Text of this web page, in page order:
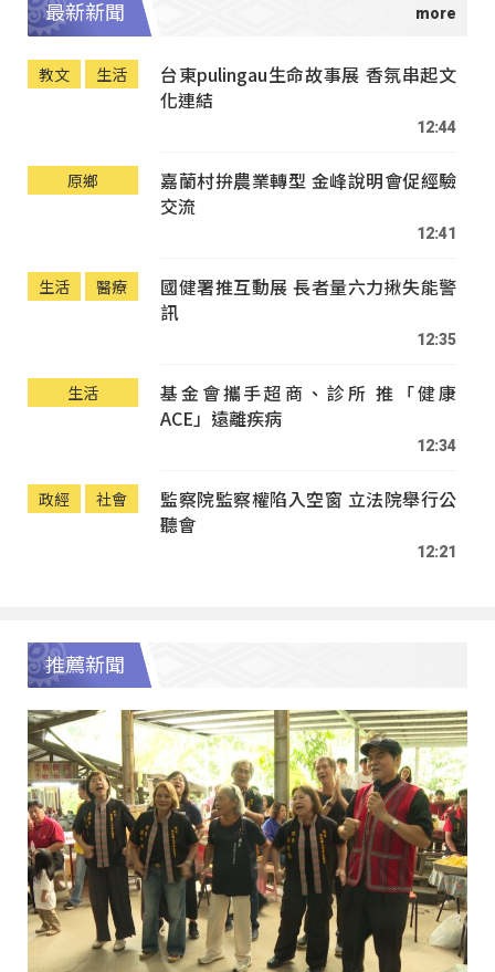
最新新聞
教文 生活
台東pulingau生命故事展 香氛串起文
化連結
12:44
原鄉
嘉蘭村拚農業轉型 金峰說明會促經驗
交流
12:41
生活 醫療
國健署推互動展 長者量六力揪失能警
訊
12:35
生活
基金會攜手超商、診所 推「健康
ACE」遠離疾病
12:34
政經 社會
監察院監察權陷入空窗 立法院舉行公
聽會
12:21
推薦新聞